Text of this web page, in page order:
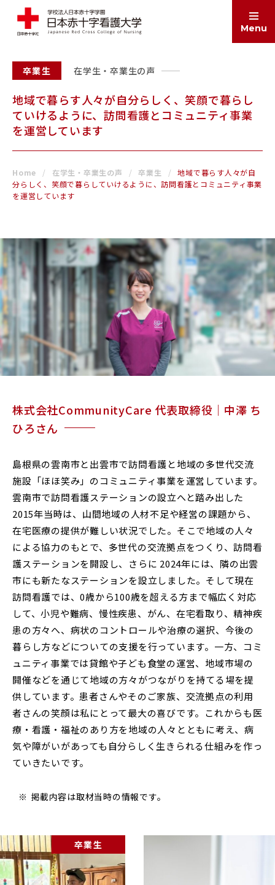
Menu
ABOUT
大学案内
EDUCATION
学部・大学院
ADMISSIONS
入試情報
SCHOOL LIFE
学生生活
RESEARCH & COLLABORATION
研究・社会連携
受験生の方へ 保護者の方へ
卒業生の方へ ご寄付をお考えの方へ
お問い合わせ 図書館
アクセス
学内専用 ポータルサイト
Assessmentor
ENGLISH
資料請求
学部進学
イベント
大学院進学
イベント
卒業生 在学生・卒業生の声
地域で暮らす人々が自分らしく、笑顔で暮らし
ていけるように、訪問看護とコミュニティ事業
を運営しています
Home 在学生・卒業生の声 卒業生
地域で暮らす人々が自
分らしく、笑顔で暮らしていけるように、訪問看護とコミュニティ事業
を運営しています
株式会社CommunityCare 代表取締役｜中澤 ち
ひろさん
島根県の雲南市と出雲市で訪問看護と地域の多世代交流
施設「ほほ笑み」のコミュニティ事業を運営しています。
雲南市で訪問看護ステーションの設立へと踏み出した
2015年当時は、山間地域の人材不足や経営の課題から、
在宅医療の提供が難しい状況でした。そこで地域の人々
による協力のもとで、多世代の交流拠点をつくり、訪問看
護ステーションを開設し、さらに 2024年には、隣の出雲
市にも新たなステーションを設立しました。そして現在
訪問看護では、0歳から100歳を超える方まで幅広く対応
して、小児や難病、慢性疾患、がん、在宅看取り、精神疾
患の方々へ、病状のコントロールや治療の選択、今後の
暮らし方などについての支援を行っています。一方、コミ
ュニティ事業では貸館や子ども食堂の運営、地域市場の
開催などを通じて地域の方々がつながりを持てる場を提
供しています。患者さんやそのご家族、交流拠点の利用
者さんの笑顔は私にとって最大の喜びです。これからも医
療・看護・福祉のあり方を地域の人々とともに考え、病
気や障がいがあっても自分らしく生きられる仕組みを作っ
ていきたいです。
掲載内容は取材当時の情報です。